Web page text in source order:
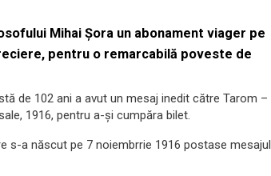
Mihai Şora un abonament viager pe
pentru o remarcabilă poveste de
de 102 ani a avut un mesaj inedit către Tarom –
1916, pentru a-şi cumpăra bilet.
s-a născut pe 7 noiembrrie 1916 postase mesajul